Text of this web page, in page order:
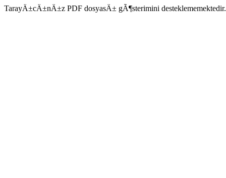
TarayÄ±cÄ±nÄ±z PDF dosyasÄ± gÃ¶sterimini